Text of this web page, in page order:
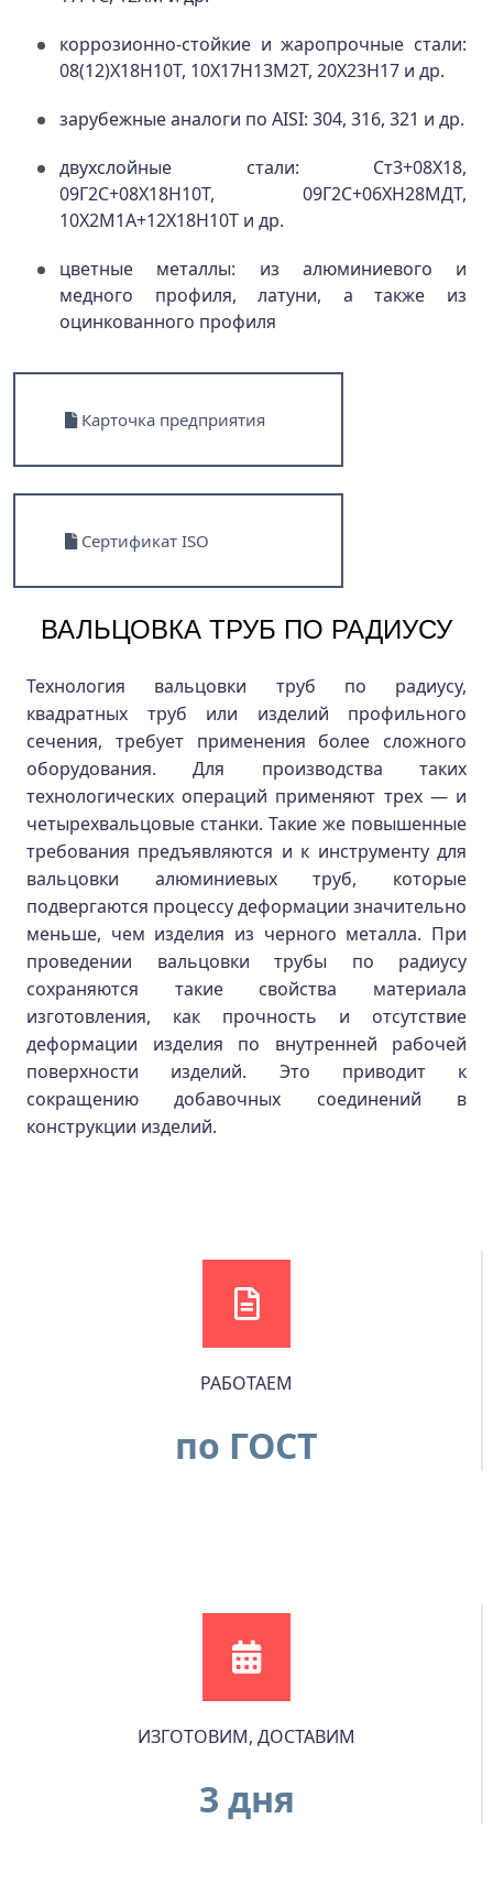
коррозионно-стойкие и жаропрочные стали:
08(12)Х18Н10Т, 10Х17Н13М2Т, 20Х23Н17 и др.
зарубежные аналоги по AISI: 304, 316, 321 и др.
двухслойные стали: Ст3+08Х18,
09Г2С+08Х18Н10Т, 09Г2С+06ХН28МДТ,
10Х2М1А+12Х18Н10Т и др.
цветные металлы: из алюминиевого и
медного профиля, латуни, а также из
оцинкованного профиля
Карточка предприятия
Сертификат ISO
ВАЛЬЦОВКА ТРУБ ПО РАДИУСУ
Технология вальцовки труб по радиусу,
квадратных труб или изделий профильного
сечения, требует применения более сложного
оборудования. Для производства таких
технологических операций применяют трех — и
четырехвальцовые станки. Такие же повышенные
требования предъявляются и к инструменту для
вальцовки алюминиевых труб, которые
подвергаются процессу деформации значительно
меньше, чем изделия из черного металла. При
проведении вальцовки трубы по радиусу
сохраняются такие свойства материала
изготовления, как прочность и отсутствие
деформации изделия по внутренней рабочей
поверхности изделий. Это приводит к
сокращению добавочных соединений в
конструкции изделий.
РАБОТАЕМ
по ГОСТ
ИЗГОТОВИМ, ДОСТАВИМ
3 дня